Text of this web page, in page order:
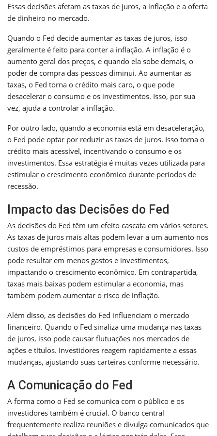
Essas decisões afetam as taxas de juros, a inflação e a oferta
de dinheiro no mercado.
Quando o Fed decide aumentar as taxas de juros, isso
geralmente é feito para conter a inflação. A inflação é o
aumento geral dos preços, e quando ela sobe demais, o
poder de compra das pessoas diminui. Ao aumentar as
taxas, o Fed torna o crédito mais caro, o que pode
desacelerar o consumo e os investimentos. Isso, por sua
vez, ajuda a controlar a inflação.
Por outro lado, quando a economia está em desaceleração,
o Fed pode optar por reduzir as taxas de juros. Isso torna o
crédito mais acessível, incentivando o consumo e os
investimentos. Essa estratégia é muitas vezes utilizada para
estimular o crescimento econômico durante períodos de
recessão.
Impacto das Decisões do Fed
As decisões do Fed têm um efeito cascata em vários setores.
As taxas de juros mais altas podem levar a um aumento nos
custos de empréstimos para empresas e consumidores. Isso
pode resultar em menos gastos e investimentos,
impactando o crescimento econômico. Em contrapartida,
taxas mais baixas podem estimular a economia, mas
também podem aumentar o risco de inflação.
Além disso, as decisões do Fed influenciam o mercado
financeiro. Quando o Fed sinaliza uma mudança nas taxas
de juros, isso pode causar flutuações nos mercados de
ações e títulos. Investidores reagem rapidamente a essas
mudanças, ajustando suas carteiras conforme necessário.
A Comunicação do Fed
A forma como o Fed se comunica com o público e os
investidores também é crucial. O banco central
frequentemente realiza reuniões e divulga comunicados que